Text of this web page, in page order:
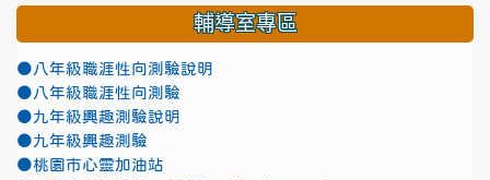
輔導室專區
●八年級職涯性向測驗說明
●八年級職涯性向測驗
●九年級興趣測驗說明
●九年級興趣測驗
●桃園市心靈加油站